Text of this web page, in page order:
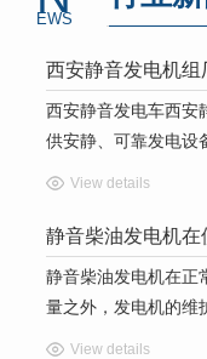
EWS
西安静音发电车西安
供安静、可靠发电设
View details
静音柴油发电机
静音柴油发电机在正
量之外，发电机的维
View details